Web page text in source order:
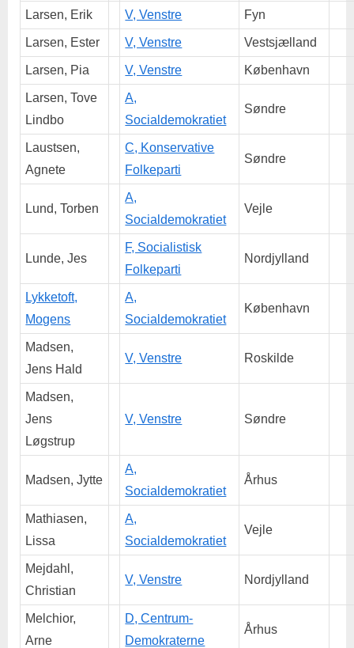
Larsen, Erik V, Venstre Fyn
Larsen, Ester V, Venstre Vestsjælland
Larsen, Pia V, Venstre København
Larsen, Tove
Lindbo
A,
Socialdemokratiet
Søndre
Laustsen,
Agnete
C, Konservative
Folkeparti
Søndre
Lund, Torben
A,
Socialdemokratiet
Vejle
Lunde, Jes
F, Socialistisk
Folkeparti
Nordjylland
Lykketoft,
Mogens
A,
Socialdemokratiet
København
Madsen,
Jens Hald
V, Venstre Roskilde
Madsen,
Jens
Løgstrup
V, Venstre Søndre
Madsen, Jytte
A,
Socialdemokratiet
Århus
Mathiasen,
Lissa
A,
Socialdemokratiet
Vejle
Mejdahl,
Christian
V, Venstre Nordjylland
Melchior,
Arne
D, Centrum-
Demokraterne
Århus